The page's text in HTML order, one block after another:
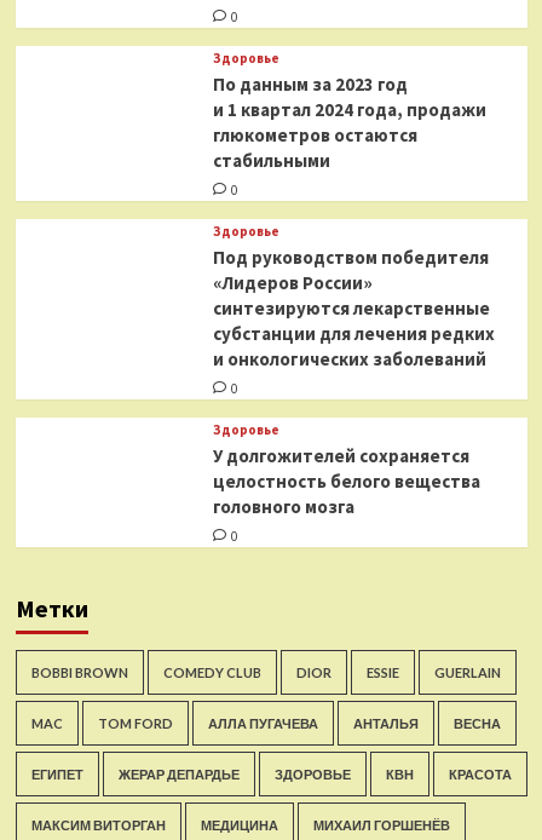
0
Здоровье
По данным за 2023 год
и 1 квартал 2024 года, продажи
глюкометров остаются
стабильными
0
Здоровье
Под руководством победителя
«Лидеров России»
синтезируются лекарственные
субстанции для лечения редких
и онкологических заболеваний
0
Здоровье
У долгожителей сохраняется
целостность белого вещества
головного мозга
0
Метки
BOBBI BROWN COMEDY CLUB DIOR ESSIE GUERLAIN
MAC TOM FORD АЛЛА ПУГАЧЕВА АНТАЛЬЯ ВЕСНА
ЕГИПЕТ ЖЕРАР ДЕПАРДЬЕ ЗДОРОВЬЕ КВН КРАСОТА
МАКСИМ ВИТОРГАН МЕДИЦИНА МИХАИЛ ГОРШЕНЁВ